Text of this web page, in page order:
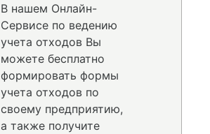
В нашем Онлайн-
Сервисе по ведению
учета отходов Вы
можете бесплатно
формировать формы
учета отходов по
своему предприятию,
а также получите